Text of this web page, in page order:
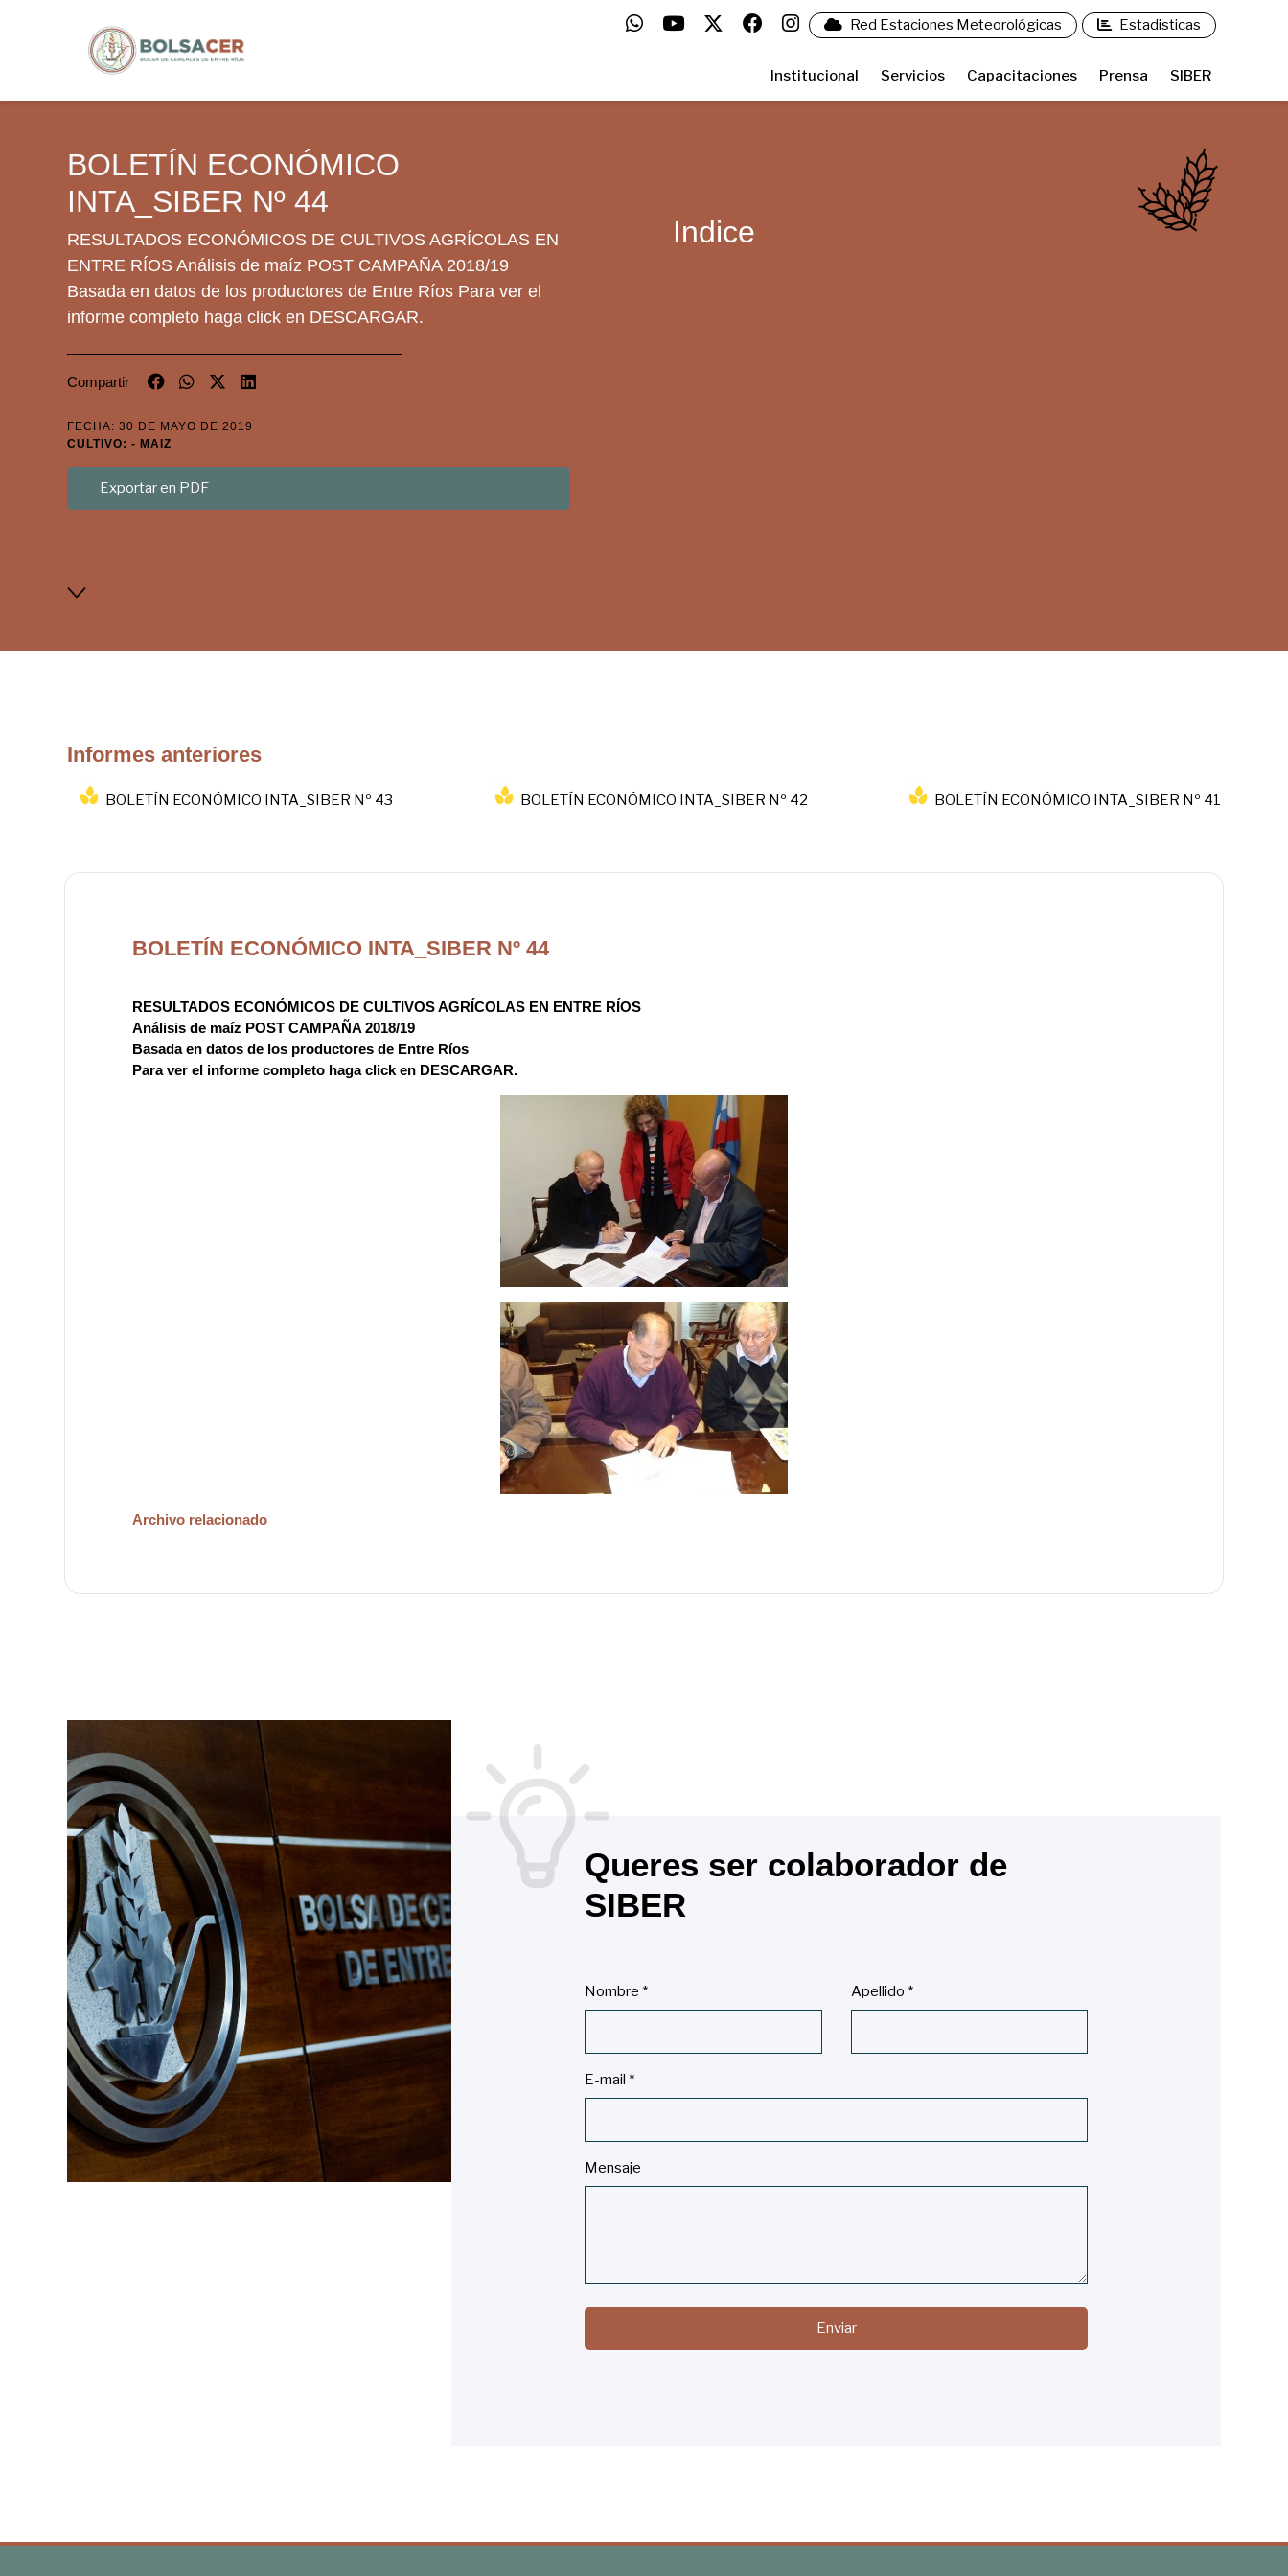
Institucional Servicios Capacitaciones Prensa SIBER
Red Estaciones Meteorológicas Estadisticas
BOLETÍN ECONÓMICO
INTA_SIBER Nº 44
RESULTADOS ECONÓMICOS DE CULTIVOS AGRÍCOLAS EN
ENTRE RÍOS Análisis de maíz POST CAMPAÑA 2018/19
Basada en datos de los productores de Entre Ríos Para ver el
informe completo haga click en DESCARGAR.
Compartir
FECHA: 30 DE MAYO DE 2019
CULTIVO: - MAIZ
Exportar en PDF
Indice
Informes anteriores
BOLETÍN ECONÓMICO INTA_SIBER Nº 43 BOLETÍN ECONÓMICO INTA_SIBER Nº 42 BOLETÍN ECONÓMICO INTA_SIBER Nº 41
BOLETÍN ECONÓMICO INTA_SIBER Nº 44
RESULTADOS ECONÓMICOS DE CULTIVOS AGRÍCOLAS EN ENTRE RÍOS
Análisis de maíz POST CAMPAÑA 2018/19
Basada en datos de los productores de Entre Ríos
Para ver el informe completo haga click en DESCARGAR.
Archivo relacionado
Queres ser colaborador de
SIBER
Nombre* Apellido *
E-mail*
Mensaje
Enviar